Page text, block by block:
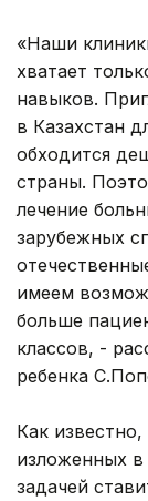
«Наши
хватает
навыков.
в Казахстан
обходится
страны.
лечение
зарубежных
имеем
больше
классов, -
ребенка
Как
изложенных
задачей